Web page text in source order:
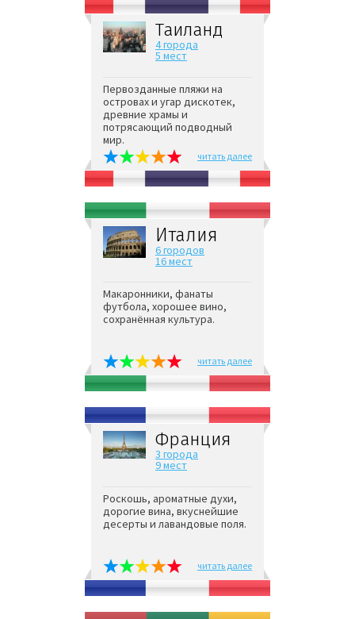
Таиланд
4 города
5 мест
Первозданные пляжи на
островах и угар дискотек,
древние храмы и
потрясающий подводный
мир.
читать далее
Италия
6 городов
16 мест
Макаронники, фанаты
футбола, хорошее вино,
сохранённая культура.
читать далее
Франция
3 города
9 мест
Роскошь, ароматные духи,
дорогие вина, вкуснейшие
десерты и лавандовые поля.
читать далее